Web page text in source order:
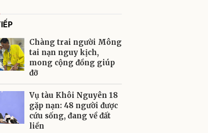
Chàng trai người Mông
tai nạn nguy kịch,
mong cộng đồng giúp
đỡ
Vụ tàu Khôi Nguyên 18
gặp nạn: 48 người được
cứu sống, đang về đất
liền